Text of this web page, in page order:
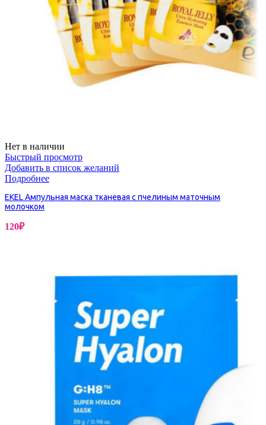
Нет в наличии
Быстрый просмотр
Добавить в список желаний
Подробнее
EKEL Ампульная маска тканевая c пчелиным маточным
молочком
120₽